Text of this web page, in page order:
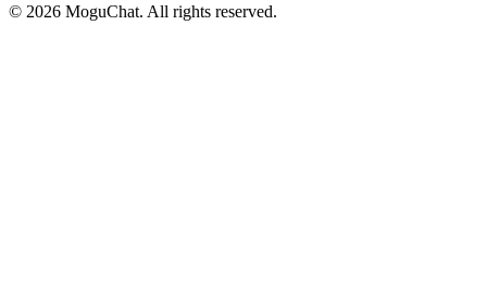
© 2026 MoguChat. All rights reserved.